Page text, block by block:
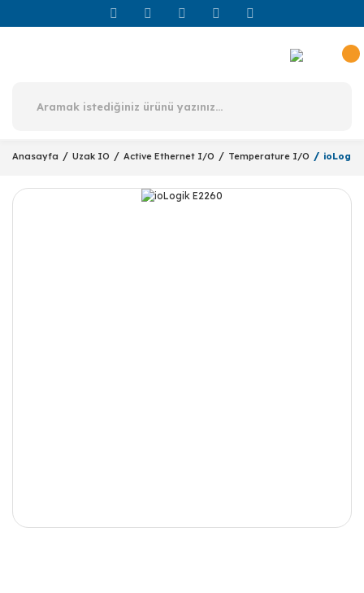
Anasayfa Uzak IO Active Ethernet I/O Temperature I/O ioLogik